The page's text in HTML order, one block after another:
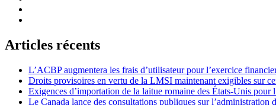
Articles récents
L’ACBP augmentera les frais d’utilisateur pour l’exercice
Droits provisoires en vertu de la LMSI maintenant exigibles sur
Exigences d’importation de la laitue romaine des États-Unis pour
Le Canada lance des consultations publiques sur l’administration